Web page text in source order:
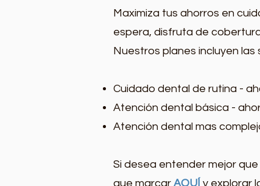
Maximiza tus ahorros en
espera, disfruta de
Nuestros planes incluyen
Cuidado dental de rutina -
Atención dental básica -
Atención dental mas
Si desea entender mejor
que marcar AQUÍ y explorar